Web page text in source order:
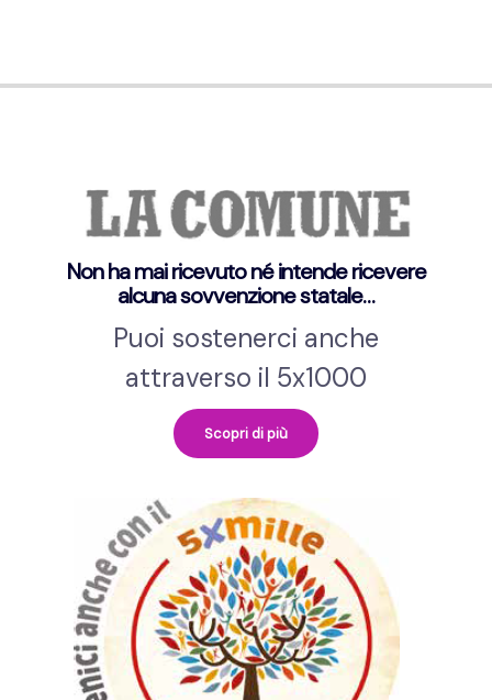
Non ha mai ricevuto né intende ricevere
alcuna sovvenzione statale…
Puoi sostenerci anche
attraverso il 5x1000
Scopri di più